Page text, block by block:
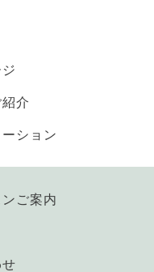
介
ション
ご案内